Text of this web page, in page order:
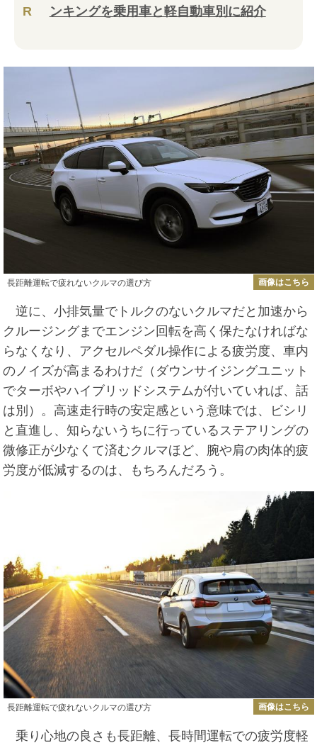
R
ンキングを乗用車と軽自動車別に紹介
長距離運転で疲れないクルマの選び方 画像はこちら
逆に、小排気量でトルクのないクルマだと加速から
クルージングまでエンジン回転を高く保たなければな
らなくなり、アクセルペダル操作による疲労度、車内
のノイズが高まるわけだ（ダウンサイジングユニット
でターボやハイブリッドシステムが付いていれば、話
は別）。高速走行時の安定感という意味では、ビシリ
と直進し、知らないうちに行っているステアリングの
微修正が少なくて済むクルマほど、腕や肩の肉体的疲
労度が低減するのは、もちろんだろう。
長距離運転で疲れないクルマの選び方 画像はこちら
乗り心地の良さも長距離、長時間運転での疲労度軽